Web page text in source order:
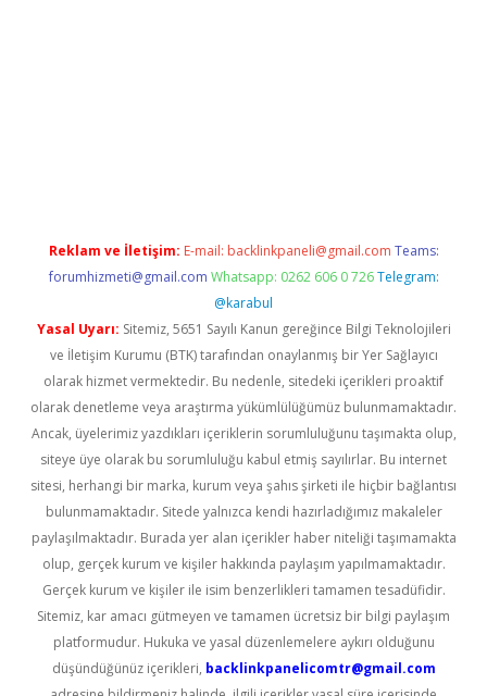
Reklam ve İletişim: E-mail: backlinkpaneli@gmail.com Teams:
forumhizmeti@gmail.com Whatsapp: 0262 606 0 726 Telegram:
@karabul
Yasal Uyarı: Sitemiz, 5651 Sayılı Kanun gereğince Bilgi Teknolojileri
ve İletişim Kurumu (BTK) tarafından onaylanmış bir Yer Sağlayıcı
olarak hizmet vermektedir. Bu nedenle, sitedeki içerikleri proaktif
olarak denetleme veya araştırma yükümlülüğümüz bulunmamaktadır.
Ancak, üyelerimiz yazdıkları içeriklerin sorumluluğunu taşımakta olup,
siteye üye olarak bu sorumluluğu kabul etmiş sayılırlar. Bu internet
sitesi, herhangi bir marka, kurum veya şahıs şirketi ile hiçbir bağlantısı
bulunmamaktadır. Sitede yalnızca kendi hazırladığımız makaleler
paylaşılmaktadır. Burada yer alan içerikler haber niteliği taşımamakta
olup, gerçek kurum ve kişiler hakkında paylaşım yapılmamaktadır.
Gerçek kurum ve kişiler ile isim benzerlikleri tamamen tesadüfidir.
Sitemiz, kar amacı gütmeyen ve tamamen ücretsiz bir bilgi paylaşım
platformudur. Hukuka ve yasal düzenlemelere aykırı olduğunu
düşündüğünüz içerikleri, backlinkpanelicomtr@gmail.com